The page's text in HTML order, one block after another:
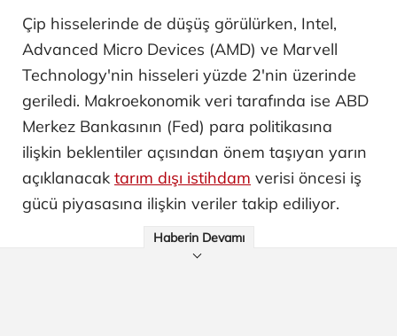
Çip hisselerinde de düşüş görülürken, Intel,
Advanced Micro Devices (AMD) ve Marvell
Technology'nin hisseleri yüzde 2'nin üzerinde
geriledi. Makroekonomik veri tarafında ise ABD
Merkez Bankasının (Fed) para politikasına
ilişkin beklentiler açısından önem taşıyan yarın
açıklanacak tarım dışı istihdam verisi öncesi iş
gücü piyasasına ilişkin veriler takip ediliyor.
Haberin Devamı